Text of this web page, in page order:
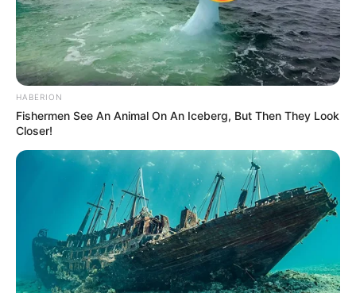
HABERION
Fishermen See An Animal On An Iceberg, But Then They Look
Closer!